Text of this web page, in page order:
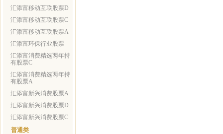
汇添富移动互联股票D
汇添富移动互联股票C
汇添富移动互联股票A
汇添富环保行业股票
汇添富消费精选两年持
有股票C
汇添富消费精选两年持
有股票A
汇添富新兴消费股票A
汇添富新兴消费股票D
汇添富新兴消费股票C
普通类